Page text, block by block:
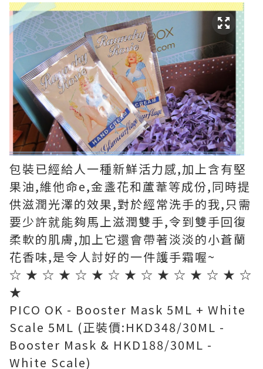
包裝已經給人一種新鮮活力感,加上含有堅
果油,維他命e,金盞花和蘆葦等成份,同時提
供滋潤光澤的效果,對於經常洗手的我,只需
要少許就能夠馬上滋潤雙手,令到雙手回復
柔軟的肌膚,加上它還會帶著淡淡的小蒼蘭
花香味,是令人討好的一件護手霜喔~
☆ ★ ☆ ★ ☆ ★ ☆ ★ ☆ ★ ☆ ★ ☆ ★ ☆
★
PICO OK - Booster Mask 5ML + White
Scale 5ML (正裝價:HKD348/30ML -
Booster Mask & HKD188/30ML -
White Scale)